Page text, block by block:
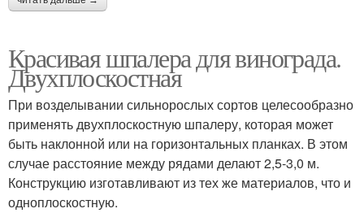
Красивая шпалера для винограда.
Двухплоскостная
При возделывании сильнорослых сортов целесообразно
применять двухплоскостную шпалеру, которая может
быть наклонной или на горизонтальных планках. В этом
случае расстояние между рядами делают 2,5-3,0 м.
Конструкцию изготавливают из тех же материалов, что и
одноплоскостную.